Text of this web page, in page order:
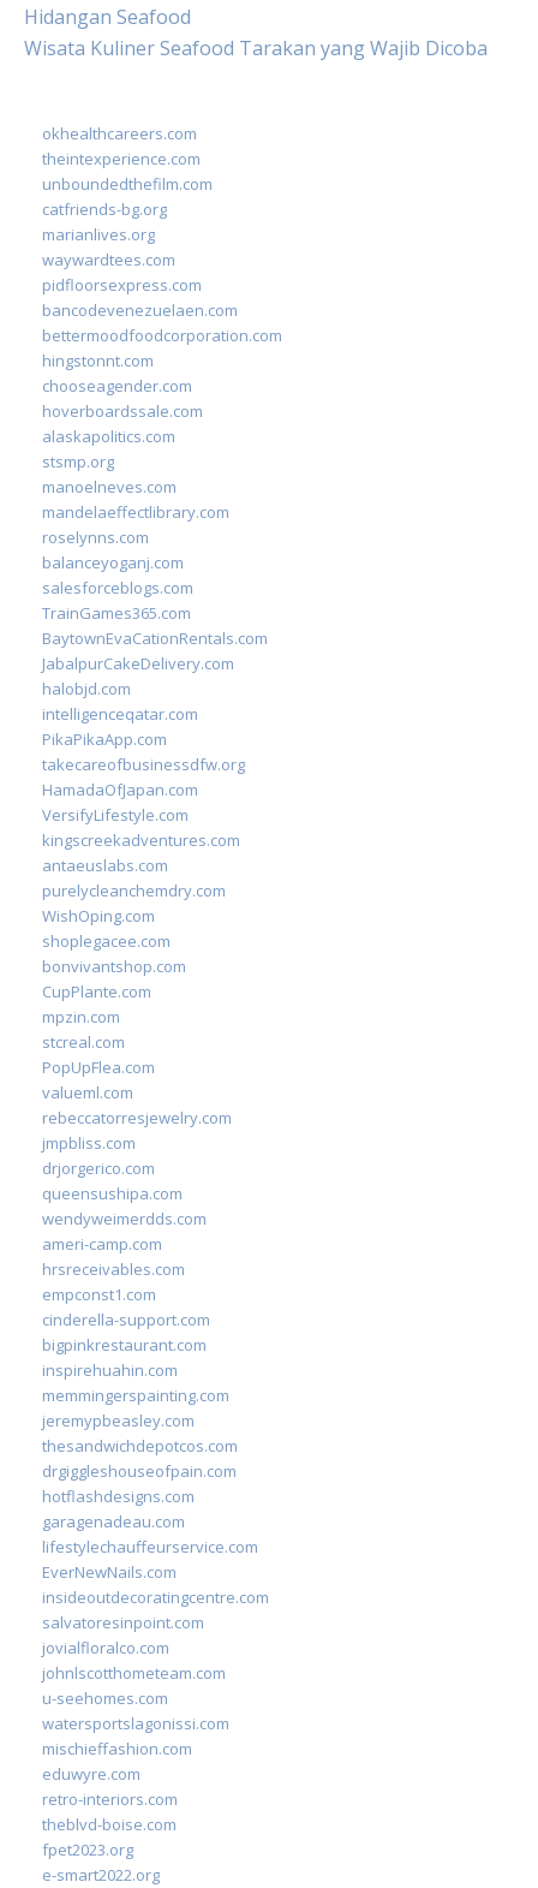
Hidangan Seafood
Wisata Kuliner Seafood Tarakan yang Wajib Dicoba
okhealthcareers.com
theintexperience.com
unboundedthefilm.com
catfriends-bg.org
marianlives.org
waywardtees.com
pidfloorsexpress.com
bancodevenezuelaen.com
bettermoodfoodcorporation.com
hingstonnt.com
chooseagender.com
hoverboardssale.com
alaskapolitics.com
stsmp.org
manoelneves.com
mandelaeffectlibrary.com
roselynns.com
balanceyoganj.com
salesforceblogs.com
TrainGames365.com
BaytownEvaCationRentals.com
JabalpurCakeDelivery.com
halobjd.com
intelligenceqatar.com
PikaPikaApp.com
takecareofbusinessdfw.org
HamadaOfJapan.com
VersifyLifestyle.com
kingscreekadventures.com
antaeuslabs.com
purelycleanchemdry.com
WishOping.com
shoplegacee.com
bonvivantshop.com
CupPlante.com
mpzin.com
stcreal.com
PopUpFlea.com
valueml.com
rebeccatorresjewelry.com
jmpbliss.com
drjorgerico.com
queensushipa.com
wendyweimerdds.com
ameri-camp.com
hrsreceivables.com
empconst1.com
cinderella-support.com
bigpinkrestaurant.com
inspirehuahin.com
memmingerspainting.com
jeremypbeasley.com
thesandwichdepotcos.com
drgiggleshouseofpain.com
hotflashdesigns.com
garagenadeau.com
lifestylechauffeurservice.com
EverNewNails.com
insideoutdecoratingcentre.com
salvatoresinpoint.com
jovialfloralco.com
johnlscotthometeam.com
u-seehomes.com
watersportslagonissi.com
mischieffashion.com
eduwyre.com
retro-interiors.com
theblvd-boise.com
fpet2023.org
e-smart2022.org